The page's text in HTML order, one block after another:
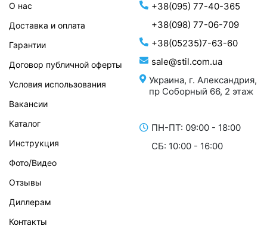
+38(095) 77-40-365
+38(098) 77-06-709
+38(05235)7-63-60
sale@stil.com.ua
Украина, г. Александрия,
пр Соборный 66, 2 этаж
ПН-ПТ: 09:00 - 18:00
СБ: 10:00 - 16:00
О нас
Доставка и оплата
Гарантии
Договор публичной оферты
Условия использования
Вакансии
Каталог
Инструкция
Фото/Видео
Отзывы
Диллерам
Контакты